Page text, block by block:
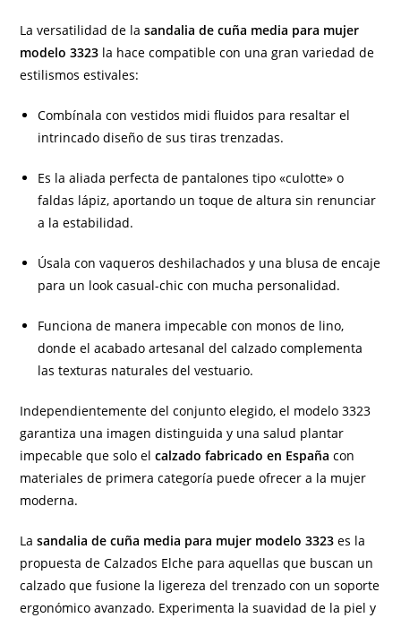
La versatilidad de lasandalia de cuña media para mujer
modelo 3323 la hace compatible con una gran variedad de
estilismos estivales:
Combínala con vestidos midi fluidos para resaltar el
intrincado diseño de sus tiras trenzadas.
Es la aliada perfecta de pantalones tipo «culotte» o
faldas lápiz, aportando un toque de altura sin renunciar
a la estabilidad.
Úsala con vaqueros deshilachados y una blusa de encaje
para un look casual-chic con mucha personalidad.
Funciona de manera impecable con monos de lino,
donde el acabado artesanal del calzado complementa
las texturas naturales del vestuario.
Independientemente del conjunto elegido, el modelo 3323
garantiza una imagen distinguida y una salud plantar
impecable que solo elcalzado fabricado en España con
materiales de primera categoría puede ofrecer a la mujer
moderna.
Lasandalia de cuña media para mujer modelo 3323 es la
propuesta de Calzados Elche para aquellas que buscan un
calzado que fusione la ligereza del trenzado con un soporte
ergonómico avanzado. Experimenta la suavidad de la piel y